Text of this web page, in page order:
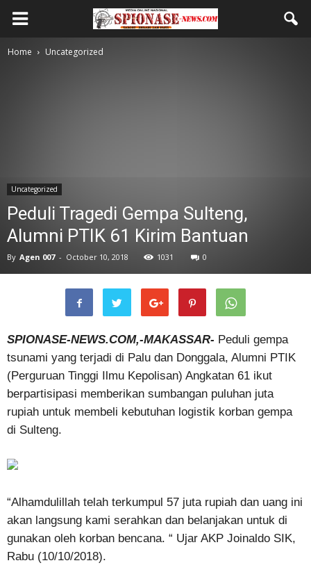
Home Uncategorized
Uncategorized
Peduli Tragedi Gempa Sulteng,
Alumni PTIK 61 Kirim Bantuan
By Agen 007 - October 10, 2018 1031 0
SPIONASE-NEWS.COM,-MAKASSAR- Peduli gempa
tsunami yang terjadi di Palu dan Donggala, Alumni PTIK
(Perguruan Tinggi Ilmu Kepolisan) Angkatan 61 ikut
berpartisipasi memberikan sumbangan puluhan juta
rupiah untuk membeli kebutuhan logistik korban gempa
di Sulteng.
“Alhamdulillah telah terkumpul 57 juta rupiah dan uang ini
akan langsung kami serahkan dan belanjakan untuk di
gunakan oleh korban bencana. “ Ujar AKP Joinaldo SIK,
Rabu (10/10/2018).